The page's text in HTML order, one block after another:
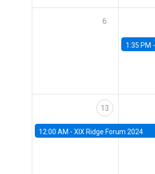
6
1:35 PM -
13
12:00 AM - XIX Ridge Forum 2024